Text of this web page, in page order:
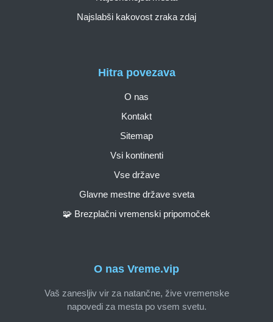
O nas Vreme.vip
Vaš zanesljiv vir za natančne, žive vremenske
napovedi za mesta po vsem svetu.
Hitra povezava
O nas
Kontakt
Sitemap
Vsi kontinenti
Vse države
Glavne mestne države sveta
🧩 Brezplačni vremenski pripomoček
Najslabši kakovost zraka zdaj